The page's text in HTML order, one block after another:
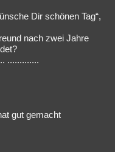
Dir schönen Tag“,
nach zwei Jahre
.............
gut gemacht